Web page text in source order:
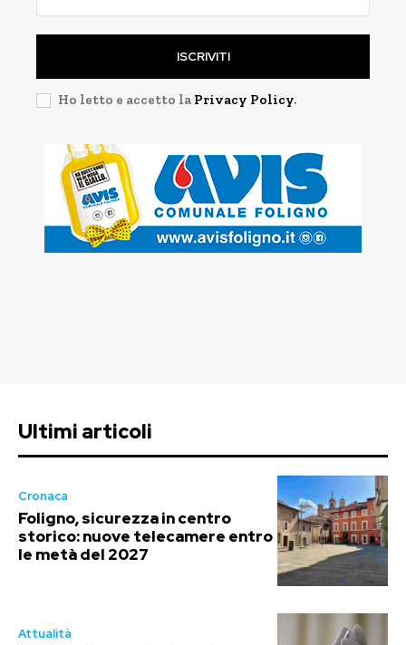
ISCRIVITI
Ho letto e accetto la Privacy Policy.
Ultimi articoli
Cronaca
Foligno, sicurezza in centro
storico: nuove telecamere entro
le metà del 2027
Attualità